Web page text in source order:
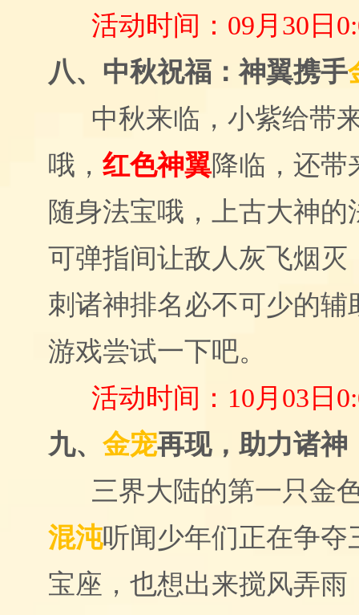
活动时间： 09月30日
八、中秋祝福：神翼携手
中秋来临，小紫给带
哦， 红色神翼降临，还带
随身法宝哦，上古大神的
可弹指间让敌人灰飞烟灭
刺诸神排名必不可少的辅
游戏尝试一下吧。
活动时间： 10月03日
九、 金宠再现，助力诸神
三界大陆的第一只金
混沌听闻少年们正在争夺
宝座，也想出来搅风弄雨